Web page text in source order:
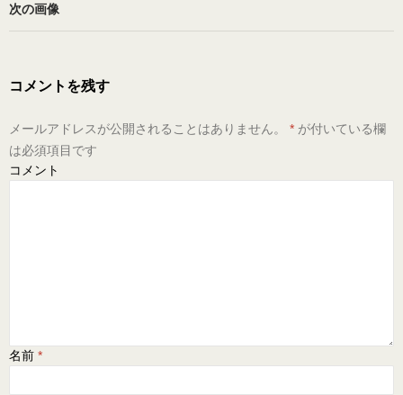
次の画像
コメントを残す
メールアドレスが公開されることはありません。 * が付いている欄
は必須項目です
コメント
名前 *